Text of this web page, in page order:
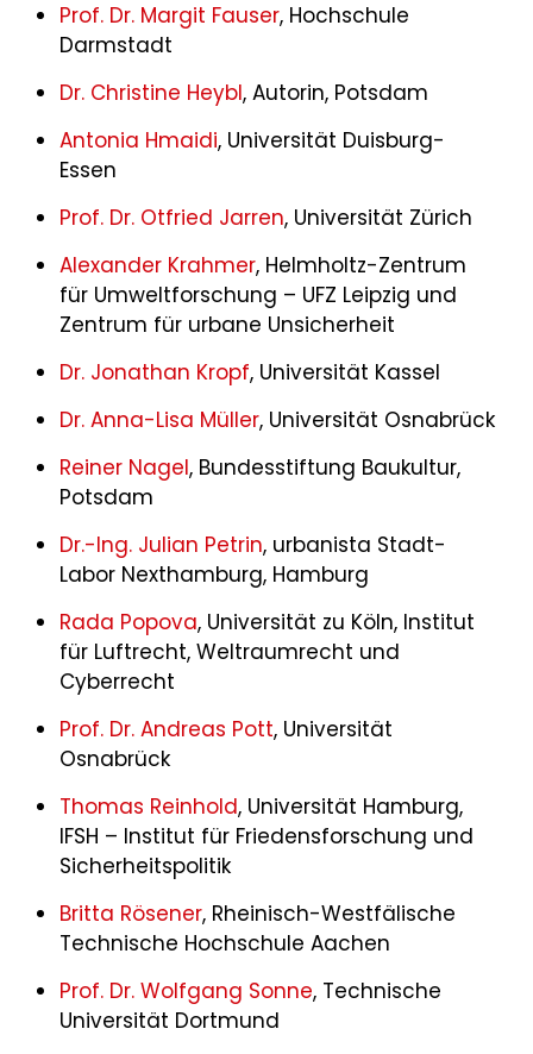
Prof. Dr. Margit Fauser, Hochschule
Darmstadt
Dr. Christine Heybl, Autorin, Potsdam
Antonia Hmaidi, Universität Duisburg-
Essen
Prof. Dr. Otfried Jarren, Universität Zürich
Alexander Krahmer, Helmholtz-Zentrum
für Umweltforschung – UFZ Leipzig und
Zentrum für urbane Unsicherheit
Dr. Jonathan Kropf, Universität Kassel
Dr. Anna-Lisa Müller, Universität Osnabrück
Reiner Nagel, Bundesstiftung Baukultur,
Potsdam
Dr.-Ing. Julian Petrin, urbanista Stadt-
Labor Nexthamburg, Hamburg
Rada Popova, Universität zu Köln, Institut
für Luftrecht, Weltraumrecht und
Cyberrecht
Prof. Dr. Andreas Pott, Universität
Osnabrück
Thomas Reinhold, Universität Hamburg,
IFSH – Institut für Friedensforschung und
Sicherheitspolitik
Britta Rösener, Rheinisch-Westfälische
Technische Hochschule Aachen
Prof. Dr. Wolfgang Sonne, Technische
Universität Dortmund